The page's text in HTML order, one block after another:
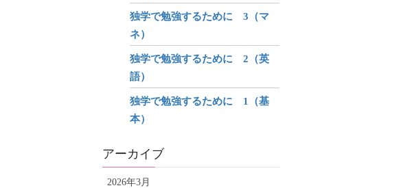
独学で勉強するために 3（マ
ネ）
独学で勉強するために 2（英
語）
独学で勉強するために 1（基
本）
アーカイブ
2026年3月